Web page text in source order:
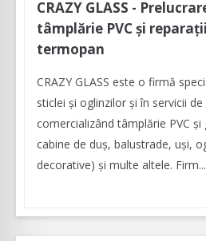
CRAZY GLASS -
tâmplărie PVC și
termopan
CRAZY GLASS este o firmă
sticlei și oglinzilor și în servicii
comercializând tâmplărie PVC
cabine de duș, balustrade, uși,
decorative) și multe altele. Firm...